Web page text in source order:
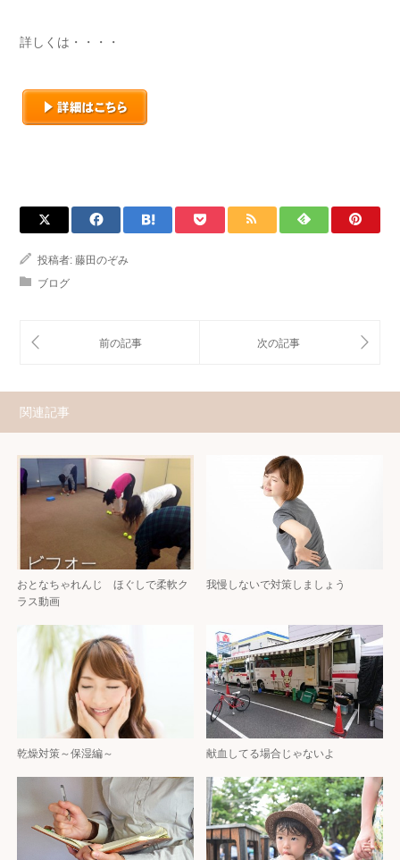
詳しくは・・・・
投稿者: 藤田のぞみ
ブログ
関連記事
おとなちゃれんじ ほぐしで柔軟ク
ラス動画
我慢しないで対策しましょう
乾燥対策～保湿編～ 献血してる場合じゃないよ